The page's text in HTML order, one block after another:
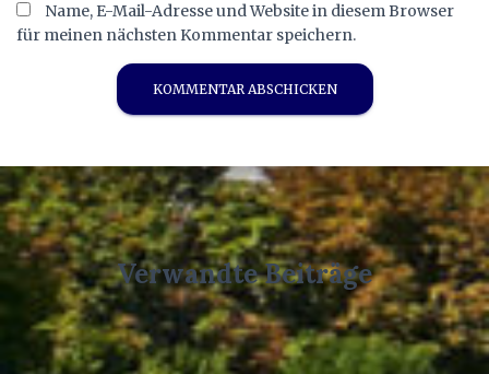
Name, E-Mail-Adresse und Website in diesem Browser
für meinen nächsten Kommentar speichern.
Verwandte Beiträge